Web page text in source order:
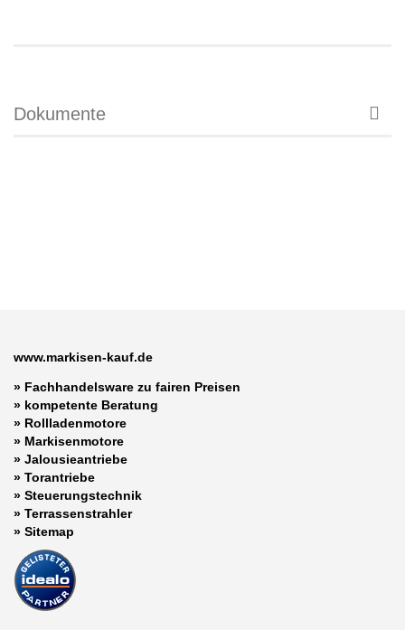
Dokumente
www.markisen-kauf.de
» Fachhandelsware zu fairen Preisen
» kompetente Beratung
» Rollladenmotore
» Markisenmotore
» Jalousieantriebe
» Torantriebe
» Steuerungstechnik
» Terrassenstrahler
» Sitemap